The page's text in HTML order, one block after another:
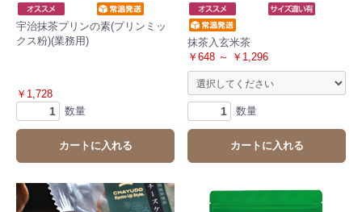
宇治抹茶プリンの素(プリンミッ
クス粉)(業務用)
￥1,728
数量
カートに入れる
抹茶入玄米茶
￥648 ～ ￥1,296
数量
カートに入れる